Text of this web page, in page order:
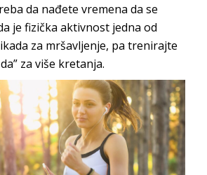
da nađete vremena da se
je fizička aktivnost jedna od
za mršavljenje, pa trenirajte
za više kretanja.